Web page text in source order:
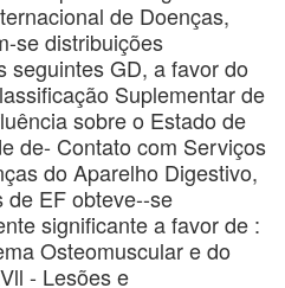
de Doenças,
se distribuições
seguintes GD, a favor do
Suplementar de
sobre o Estado de
de- Contato com Serviços
do Aparelho Digestivo,
de EF obteve--se
significante a favor de :
Osteomuscular e do
- Lesões e